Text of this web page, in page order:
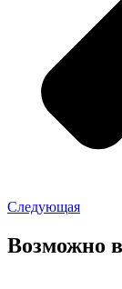
Следующая
Возможно